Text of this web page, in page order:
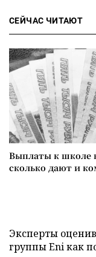
СЕЙЧАС ЧИТАЮТ
Выплаты к школе
сколько дают и
Эксперты
группы Eni как